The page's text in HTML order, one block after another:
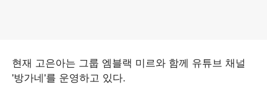
현재 고은아는 그룹 엠블랙 미르와 함께 유튜브 채널
'방가네'를 운영하고 있다.